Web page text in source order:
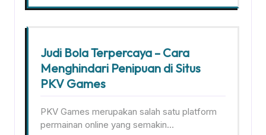
Judi Bola Terpercaya – Cara
Menghindari Penipuan di Situs
PKV Games
PKV Games merupakan salah satu platform
permainan online yang semakin…